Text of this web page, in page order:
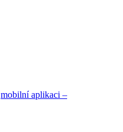
mobilní aplikaci –